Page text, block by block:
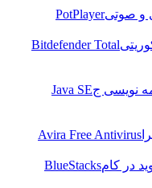
PotPlayer
Bitdefender
جJava SE
Avira Free
BlueStacks